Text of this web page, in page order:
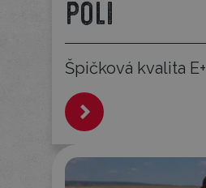
POLI
Špičková kvalita E+